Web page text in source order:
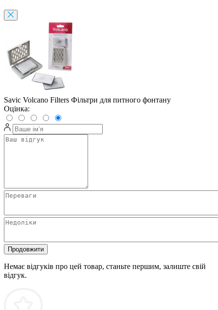
Savic Volcano Filters Фільтри для питного фонтану
Оцінка:
Продовжити
Немає відгуків про цей товар, станьте першим, залиште свій
відгук.